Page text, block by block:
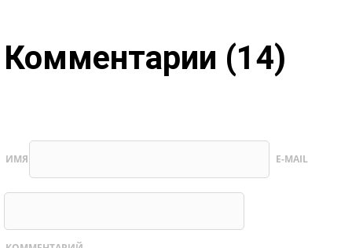
Комментарии (14)
ИМЯ E-MAIL